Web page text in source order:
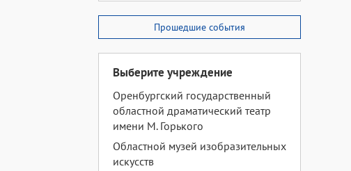
Прошедшие события
Выберите учреждение
Оренбургский государственный
областной драматический театр
имени М. Горького
Областной музей изобразительных
искусств